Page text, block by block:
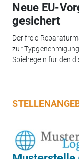
Neue EU-
gesichert
Der freie
zur
Spielregeln für den